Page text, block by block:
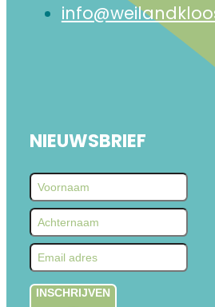
NIEUWSBRIEF
INSCHRIJVEN